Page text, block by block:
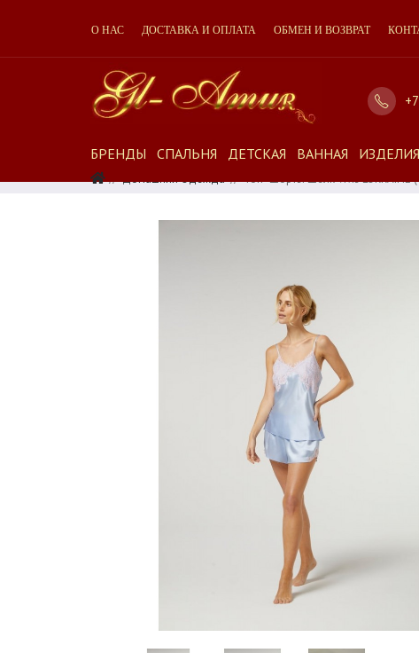
О НАС ДОСТАВКА И ОПЛАТА ОБМЕН И ВОЗВРАТ
БРЕНДЫ СПАЛЬНЯ ДЕТСКАЯ ВАННАЯ
Домашняя Одежда Топ+шорты Шелк Vivis LORRAINE